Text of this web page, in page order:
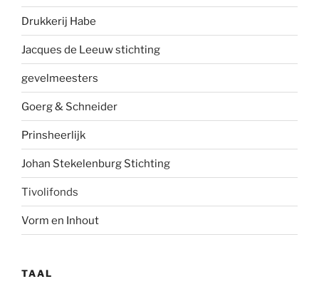
Drukkerij Habe
Jacques de Leeuw stichting
gevelmeesters
Goerg & Schneider
Prinsheerlijk
Johan Stekelenburg Stichting
Tivolifonds
Vorm en Inhout
TAAL